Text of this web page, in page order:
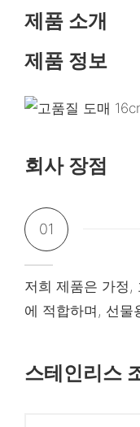
제품 소개
제품 정보
회사 장점
01
저희 제품은 가정,
에 적합하며, 선물
스테인리스